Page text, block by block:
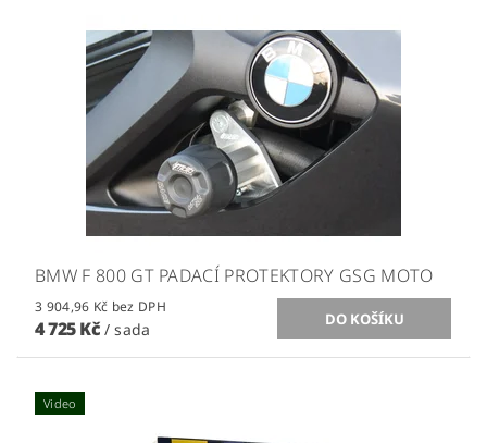
BMW F 800 GT PADACÍ PROTEKTORY GSG MOTO
3 904,96 Kč bez DPH
4 725 Kč / sada
Video